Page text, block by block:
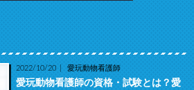
2022/10/20 愛玩動物看護師
愛玩動物看護師の資格・試験とは？愛